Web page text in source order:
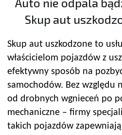
Skup aut
Skup aut uszkodzone to
właścicielom pojazdów z
efektywny sposób na
samochodów. Bez względu
od drobnych wgnieceń po
mechaniczne – firmy
takich pojazdów